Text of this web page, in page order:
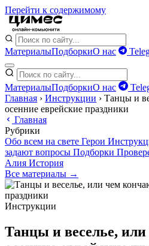
Перейти к содержимому
МатериалыПодборкиО нас
МатериалыПодборкиО нас
Главная › Инструкции › Танцы и
осенние еврейские праздники
Главная
Рубрики
Обо всем на свете Герои
задают вопросы Подборки
Алия История
Все материалы →
Инструкции
Танцы и веселье,